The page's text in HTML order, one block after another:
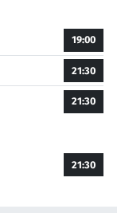
19:00
21:30
21:30
21:30